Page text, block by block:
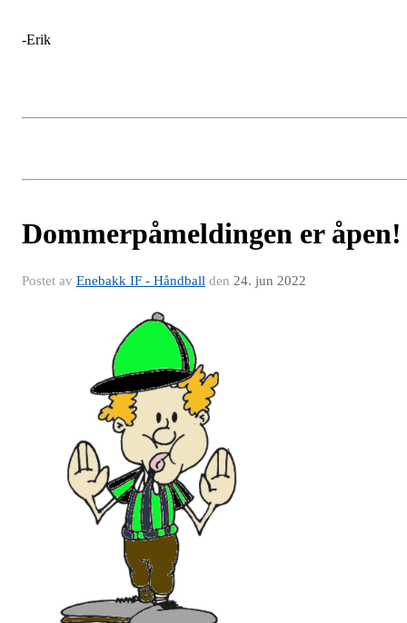
-Erik
Dommerpåmeldingen er åpen!
Postet av Enebakk IF - Håndball den 24. jun 2022